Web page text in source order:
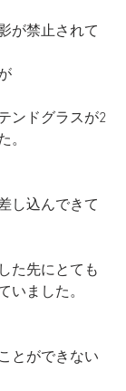
が禁止されて
ンドグラスが2
。
し込んできて
た先にとても
いました。
とができない